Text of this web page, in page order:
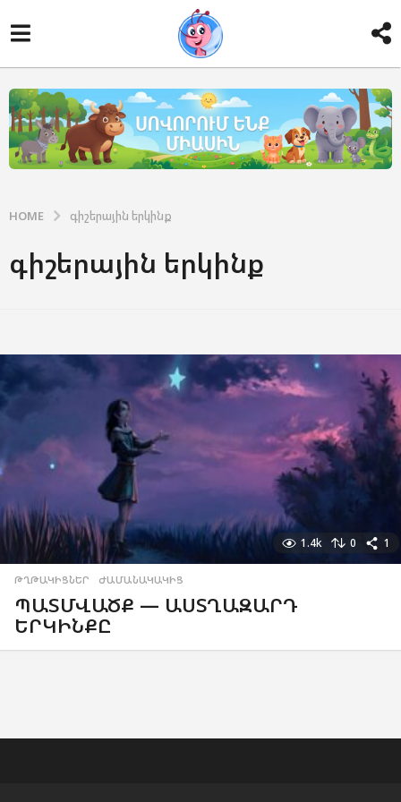
HOME գիշերային երկինք
գիշերային երկինք
1.4k 0 1
ԹՂԹԱԿԻՑՆԵՐ ,ԺԱՄԱՆԱԿԱԿԻՑ
ՊԱՏՄՎԱԾՔ — ԱՍՏՂԱԶԱՐԴ
ԵՐԿԻՆՔԸ